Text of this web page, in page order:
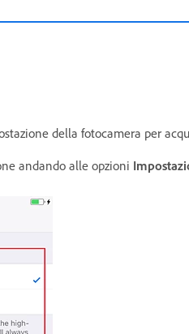
della fotocamera per
andando alle opzioni